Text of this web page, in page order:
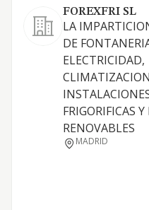
FOREXFRI SL
LA
DE
ELECTRICIDAD,
FRIGORIFICAS
RENOVABLES
MADRID